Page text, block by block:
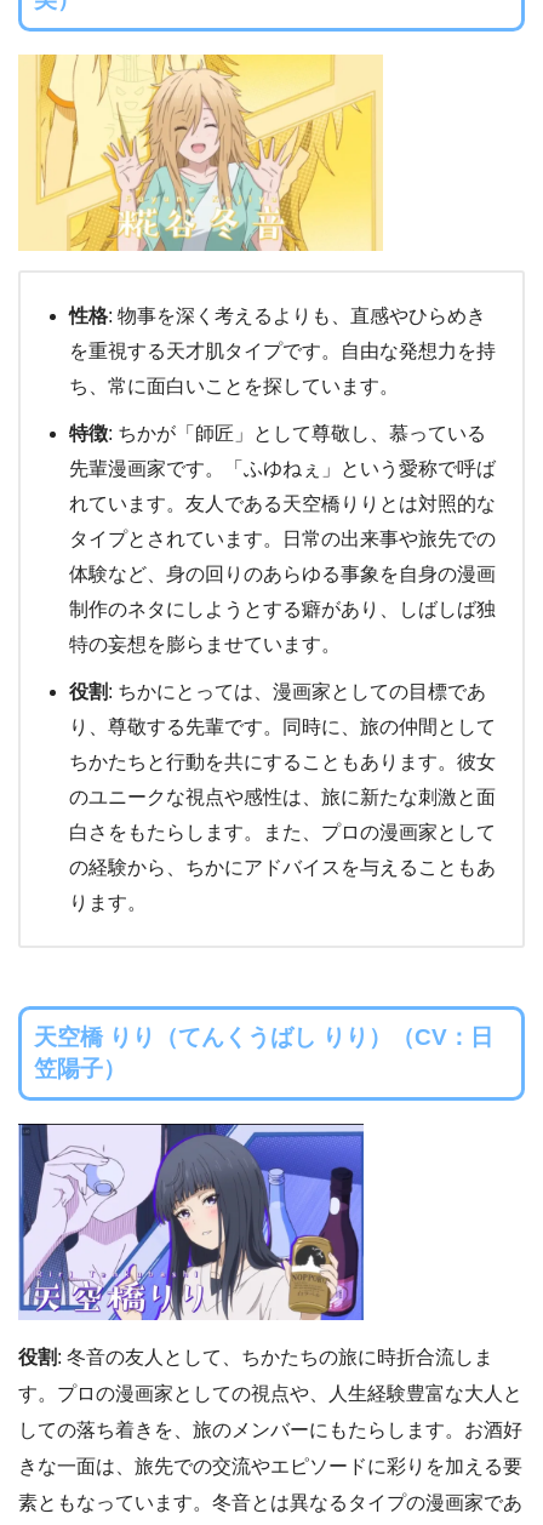
性格: 物事を深く考えるよりも、直感やひらめき
を重視する天才肌タイプです。自由な発想力を持
ち、常に面白いことを探しています。
特徴: ちかが「師匠」として尊敬し、慕っている
先輩漫画家です。「ふゆねぇ」という愛称で呼ば
れています。友人である天空橋りりとは対照的な
タイプとされています。日常の出来事や旅先での
体験など、身の回りのあらゆる事象を自身の漫画
制作のネタにしようとする癖があり、しばしば独
特の妄想を膨らませています。
役割: ちかにとっては、漫画家としての目標であ
り、尊敬する先輩です。同時に、旅の仲間として
ちかたちと行動を共にすることもあります。彼女
のユニークな視点や感性は、旅に新たな刺激と面
白さをもたらします。また、プロの漫画家として
の経験から、ちかにアドバイスを与えることもあ
ります。
天空橋 りり（てんくうばし りり）（CV：日
笠陽子）
役割: 冬音の友人として、ちかたちの旅に時折合流しま
す。プロの漫画家としての視点や、人生経験豊富な大人と
しての落ち着きを、旅のメンバーにもたらします。お酒好
きな一面は、旅先での交流やエピソードに彩りを加える要
素ともなっています。冬音とは異なるタイプの漫画家であ